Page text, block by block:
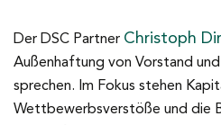
Der DSC Partner Christoph
Außenhaftung von Vorstand
sprechen. Im Fokus stehen
Wettbewerbsverstöße und die